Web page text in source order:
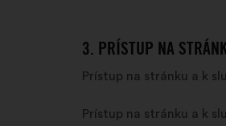
3. PRÍSTUP NA
Prístup na stránku a k
Prístup na stránku a k